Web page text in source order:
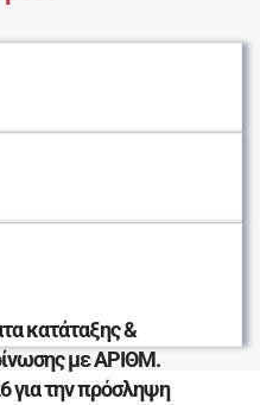
ΜΑΣ
κατάταξης &
με ΑΡΙΘΜ.
την πρόσληψη